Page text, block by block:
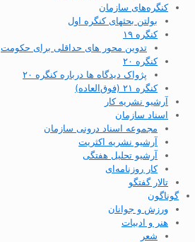
کنگره‌های سازمان
بولتن بحثهای کنگره اول
کنگره ۱۹
تدوین محور های حداقلی برای حکومت
کنگره ۲۰
پژواک دیدگاه ها درباره کنگره ۲۰
کنگره ۲۱ (فوق‌العاده)
آرشیو نشریه کار
اسناد سازمان
مجموعه اسناد درونی سازمان
آرشیو نشریه اکثریت
آرشیو تحلیل هفتگی
کار روزنامه‌ای
تالار گفتگو
گوناگون
ورزش و جوانان
هنر و ادبیات
شعر